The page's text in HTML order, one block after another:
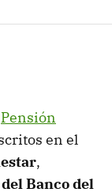
Pensión
en el
,
Banco del